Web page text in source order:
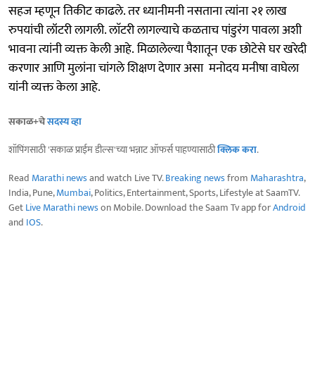
सहज म्हणून तिकीट काढले. तर ध्यानीमनी नसताना त्यांना २१ लाख
रुपयांची लॉटरी लागली. लाॅटरी लागल्याचे कळताच पांडुरंग पावला अशी
भावना त्यांनी व्यक्त केली आहे. मिळालेल्या पैशातून एक छोटेसे घर खरेदी
करणार आणि मुलांना चांगले शिक्षण देणार असा मनोदय मनीषा वाघेला
यांनी व्यक्त केला आहे.
सकाळ+चेसदस्य व्हा
शॉपिंगसाठी 'सकाळ प्राईम डील्स'च्या भन्नाट ऑफर्स पाहण्यासाठीक्लिक करा.
Read Marathi newsand watch Live TV.Breaking newsfrom Maharashtra,
India, Pune,Mumbai, Politics, Entertainment, Sports, Lifestyle at SaamTV.
GetLive Marathi newson Mobile. Download the Saam Tv app forAndroid
and IOS.